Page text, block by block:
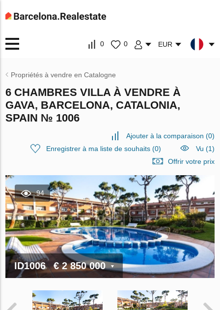
0 0 EUR
Propriétés à vendre en Catalogne
6 CHAMBRES VILLA À VENDRE À
GAVA, BARCELONA, CATALONIA,
SPAIN № 1006
Ajouter à la comparaison (0)
Enregistrer à ma liste de souhaits(0)
Vu (1)
Offrir votre prix
94
ID1006 € 2 850 000